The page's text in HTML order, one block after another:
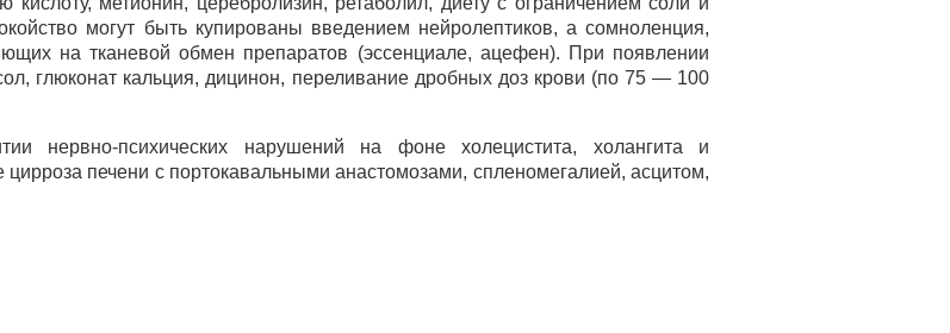
могут быть купированы введением нейролептиков, а сомноленция,
на тканевой обмен препаратов (эссенциале, ацефен). При появлении
глюконат кальция, дицинон, переливание дробных доз крови (по 75 — 100
нервно-психических нарушений на фоне холецистита, холангита и
печени с портокавальными анастомозами, спленомегалией, асцитом,